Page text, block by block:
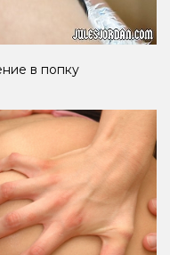
в попку